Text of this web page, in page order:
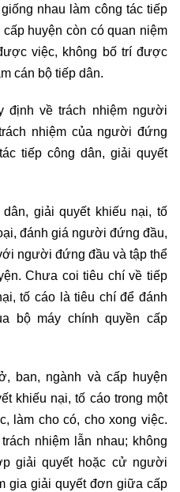
nhau làm công tác tiếp
huyện còn có quan niệm
việc, không bố trí được
cán bộ tiếp dân.
định về trách nhiệm người
nhiệm của người đứng
tiếp công dân, giải quyết
giải quyết khiếu nại, tố
đánh giá người đứng đầu,
người đứng đầu và tập thể
Chưa coi tiêu chí về tiếp
tố cáo là tiêu chí để đánh
bộ máy chính quyền cấp
ban, ngành và cấp huyện
khiếu nại, tố cáo trong một
làm cho có, cho xong việc.
nhiệm lẫn nhau; không
giải quyết hoặc cử người
gia giải quyết đơn giữa cấp